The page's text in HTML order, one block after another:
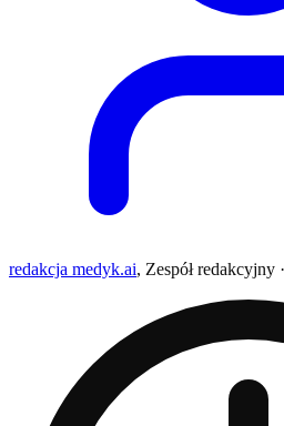
redakcja medyk.ai, Zespół redakcyjny ·